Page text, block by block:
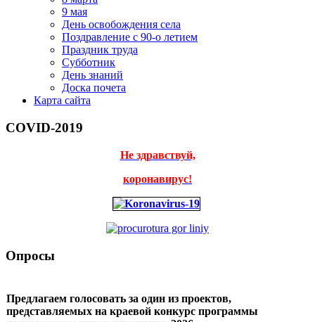
9 мая
День освобождения села
Поздравление с 90-о летием
Праздник труда
Субботник
День знаний
Доска почета
Карта сайта
COVID-2019
Не здравствуй,
коронавирус!
Опросы
Предлагаем голосовать за один из проектов,
представляемых на краевой конкурс программы